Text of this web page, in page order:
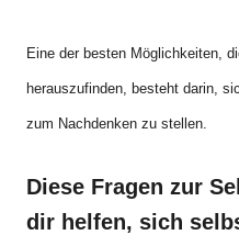
Eine der besten Möglichkeiten,
herauszufinden, besteht darin,
zum Nachdenken zu stellen.
Diese Fragen zur
dir helfen, sich